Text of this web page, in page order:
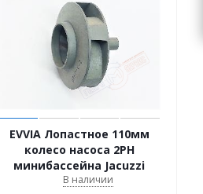
EVVIA Лопастное 110мм
колесо насоса 2PH
минибассейна Jacuzzi
В наличии